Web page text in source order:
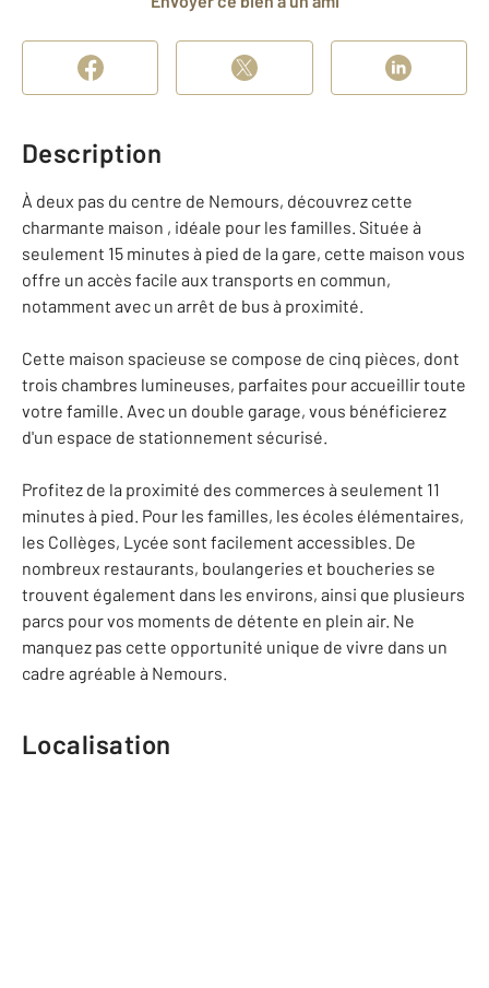
Description
À deux pas du centre de Nemours, découvrez cette
charmante maison , idéale pour les familles. Située à
seulement 15 minutes à pied de la gare, cette maison vous
offre un accès facile aux transports en commun,
notamment avec un arrêt de bus à proximité.
Cette maison spacieuse se compose de cinq pièces, dont
trois chambres lumineuses, parfaites pour accueillir toute
votre famille. Avec un double garage, vous bénéficierez
d'un espace de stationnement sécurisé.
Profitez de la proximité des commerces à seulement 11
minutes à pied. Pour les familles, les écoles élémentaires,
les Collèges, Lycée sont facilement accessibles. De
nombreux restaurants, boulangeries et boucheries se
trouvent également dans les environs, ainsi que plusieurs
parcs pour vos moments de détente en plein air. Ne
manquez pas cette opportunité unique de vivre dans un
cadre agréable à Nemours.
Localisation